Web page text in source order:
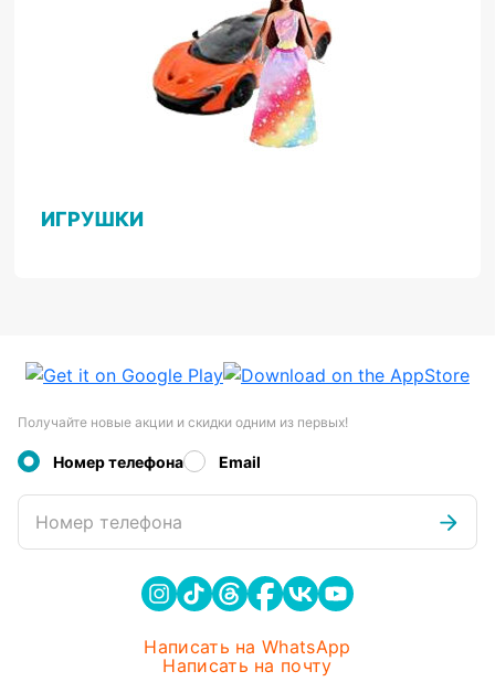
ИГРУШКИ
Получайте новые акции и скидки одним из первых!
Номер телефона Email
Номер телефона
Написать на WhatsApp
Написать на почту